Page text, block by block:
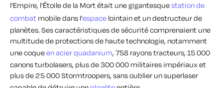
l'Empire, l'Étoile de la Mort était une gigantesquestation de
combat mobile dans l'espace lointain et un destructeur de
planètes. Ses caractéristiques de sécurité comprenaient une
multitude de protections de haute technologie, notamment
une coqueen acier quadanium, 758 rayons tracteurs, 15 000
canons turbolasers, plus de 300 000 militaires impériaux et
plus de 25 000 Stormtroopers, sans oublier un superlaser